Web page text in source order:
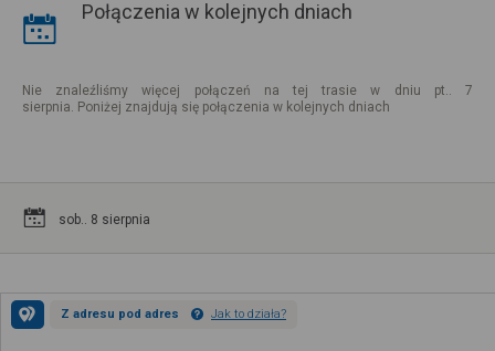
Połączenia w kolejnych dniach
Nie znaleźliśmy więcej połączeń na tej trasie w dniu pt.. 7
sierpnia. Poniżej znajdują się połączenia w kolejnych dniach
sob.. 8 sierpnia
Z adresu pod adres Jak to działa?